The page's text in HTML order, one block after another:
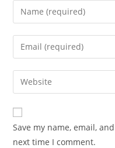
Enter
your
name
comment
Enter
your
email
address
comment
Enter
your
website
URL
(optional)
Save my name, email,
next time I comment.